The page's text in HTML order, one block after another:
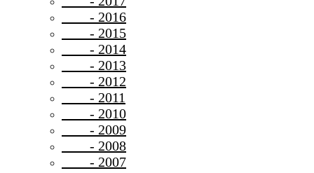
- 2016
- 2015
- 2014
- 2013
- 2012
- 2011
- 2010
- 2009
- 2008
- 2007